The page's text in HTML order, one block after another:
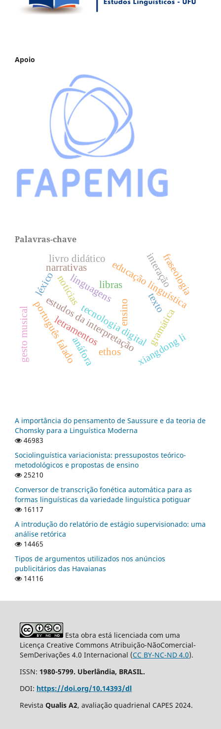
Apoio
Palavras-chave
linguagens
letramentos
ensino
tecnologia digital gramática
português falado texto
educação linguística
xiangdong li
estudos da interpretação
narrativas interação
anáfora
livro didático
gesto musical ethos
fraseologia
léxico libras
notícias
A importância do pensamento de Saussure e da teoria de
Chomsky para a Linguística Moderna
46983
Sociolinguística variacionista: pressupostos teórico-
metodológicos e propostas de ensino
25210
Conversor de transcrição fonética automática para as
formas linguísticas da variedade linguística potiguar
16117
A introdução do relatório de estágio supervisionado: uma
análise retórica
14465
Tipos de argumentos utilizados nos anúncios
publicitários das Havaianas
14116
Esta obra está licenciada com uma
Licença Creative Commons Atribuição-NãoComercial-
SemDerivações 4.0 Internacional (CC BY-NC-ND 4.0).
ISSN: 1980-5799. Uberlândia, BRASIL.
DOI: https://doi.org/10.14393/dl
Revista Qualis A2, avaliação quadrienal CAPES 2024.